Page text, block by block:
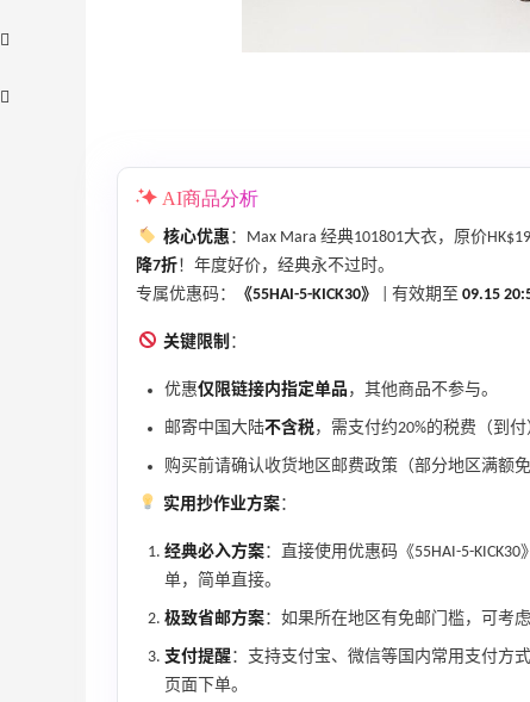
AI商品分析
核心优惠 ：Max Mara 经典101801大衣，原价
降7折！年度好价，经典永不过时。
专属优惠码：
《55HAI-5-KICK30》 | 有效期至 09.15
关键限制 ：
优惠仅限链接内指定单品 ，其他商品不参与。
邮寄中国大陆不含税，需支付约20%的税费（到付
购买前请确认收货地区邮费政策（部分地区满额
实用抄作业方案：
经典必入方案：直接使用优惠码《55HAI-5-
单，简单直接。
极致省邮方案：如果所在地区有免邮门槛，可考
支付提醒：支持支付宝、微信等国内常用支付方
页面下单。
【55专享】Bobbi Brown 美网：美妆礼
遇！满$150立省$50
Bobbi Brown
Bloomingdales：时尚热卖！入手珑骧、
Tory Burch、拉夫劳伦等
Bloomingdales
比亚运动热卖
低至6折
Columbia Sportswear
Bloomingdales：美妆大促！入手 Dior、
Prada、TF 等